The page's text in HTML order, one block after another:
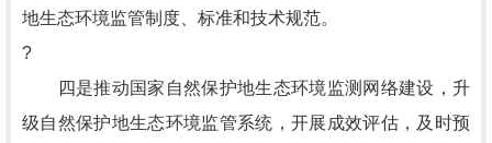
地生态环境监管制度、标准和技术规范。
?
四是推动国家自然保护地生态环境监测网络建设，升
级自然保护地生态环境监管系统，开展成效评估，及时预